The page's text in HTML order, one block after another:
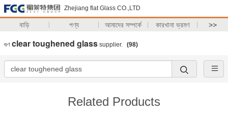
Zhejiang flat Glass CO.,LTD
বাড়ি পণ্য আমাদের সম্পর্কে কারখানা ভ্রমণ >>
গুণ clear toughened glass supplier. (98)
Related Products